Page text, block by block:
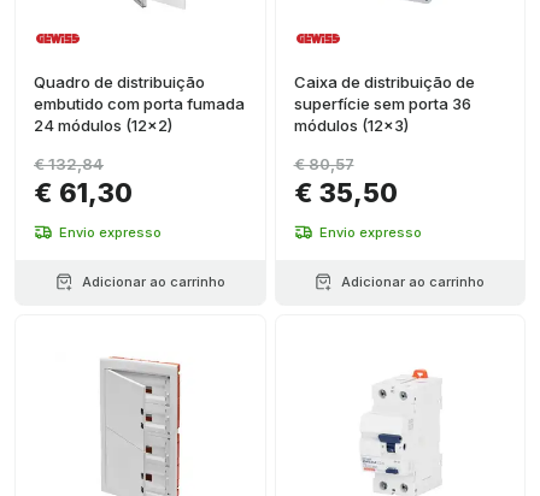
Quadro de distribuição
embutido com porta fumada
24 módulos (12x2)
€ 61,30
€ 132,84
Envio expresso
Adicionar ao carrinho
Caixa de distribuição de
superfície sem porta 36
módulos (12x3)
€ 35,50
€ 80,57
Envio expresso
Adicionar ao carrinho